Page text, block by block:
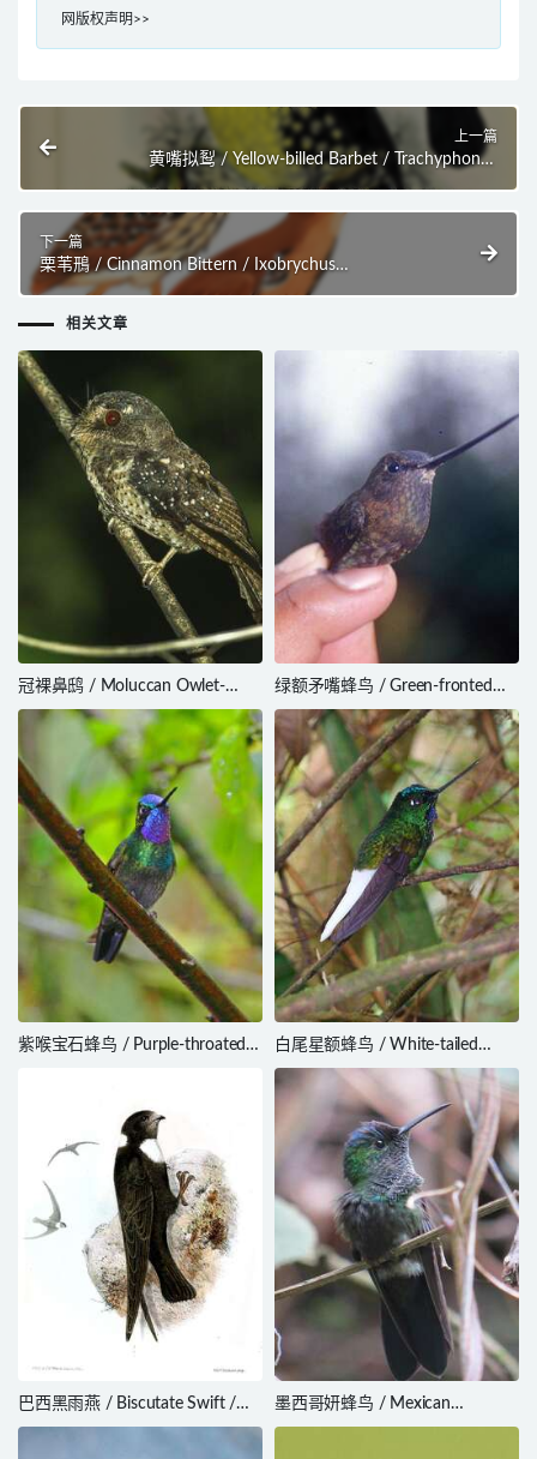
网版权声明>>
上一篇
黄嘴拟䴕 / Yellow-billed Barbet / Trachyphonus
purpuratus
下一篇
栗苇鳽 / Cinnamon Bittern / Ixobrychus
cinnamomeus
相关文章
冠裸鼻鸱 / Moluccan Owlet-
nightjar / Aegotheles crinifrons
绿额矛嘴蜂鸟 / Green-fronted
Lancebill / Doryfera ludovicae
紫喉宝石蜂鸟 / Purple-throated
白尾星额蜂鸟 / White-tailed
Starfrontlet / Coeligena phalerata
巴西黑雨燕 / Biscutate Swift /
Streptoprocne biscutata
墨西哥妍蜂鸟 / Mexican
Woodnymph / Eupherusa